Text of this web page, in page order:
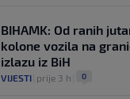
BIHAMK: Od ranih
kolone vozila na
izlazu iz BiH
VIJESTI prije 3 h 0